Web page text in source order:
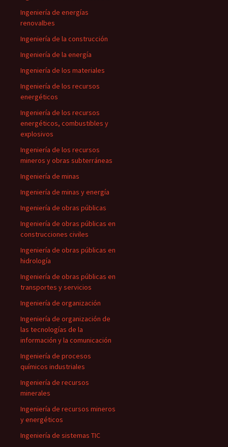
Ingeniería de energías
renovalbes
Ingeniería de la construcción
Ingeniería de la energía
Ingeniería de los materiales
Ingeniería de los recursos
energéticos
Ingeniería de los recursos
energéticos, combustibles y
explosivos
Ingeniería de los recursos
mineros y obras subterráneas
Ingeniería de minas
Ingeniería de minas y energía
Ingeniería de obras públicas
Ingeniería de obras públicas en
construcciones civiles
Ingeniería de obras públicas en
hidrología
Ingeniería de obras públicas en
transportes y servicios
Ingeniería de organización
Ingeniería de organización de
las tecnologías de la
información y la comunicación
Ingeniería de procesos
químicos industriales
Ingeniería de recursos
minerales
Ingeniería de recursos mineros
y energéticos
Ingeniería de sistemas TIC